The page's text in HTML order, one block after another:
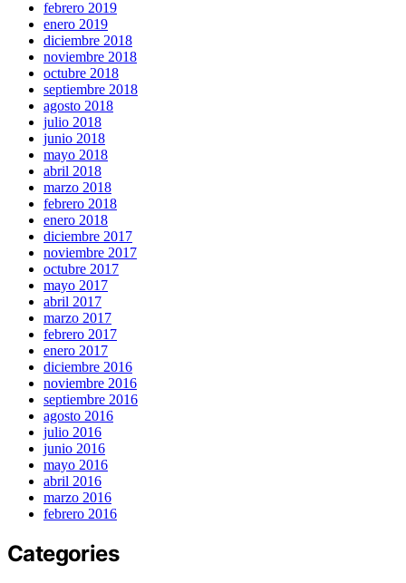
febrero 2019
enero 2019
diciembre 2018
noviembre 2018
octubre 2018
septiembre 2018
agosto 2018
julio 2018
junio 2018
mayo 2018
abril 2018
marzo 2018
febrero 2018
enero 2018
diciembre 2017
noviembre 2017
octubre 2017
mayo 2017
abril 2017
marzo 2017
febrero 2017
enero 2017
diciembre 2016
noviembre 2016
septiembre 2016
agosto 2016
julio 2016
junio 2016
mayo 2016
abril 2016
marzo 2016
febrero 2016
Categories